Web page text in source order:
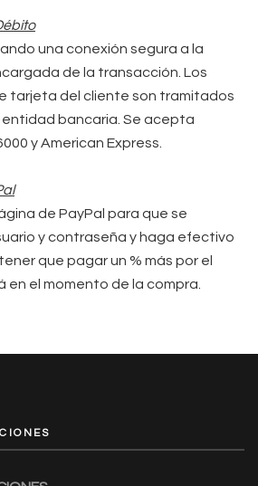
una conexión segura a la
de la transacción. Los
tarjeta del cliente son tramitados
bancaria. Se acepta
y American Express.
de PayPal para que se
y contraseña y haga efectivo
que pagar un % más por el
en el momento de la compra.